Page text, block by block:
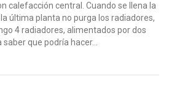
calefacción central. Cuando se llena la
última planta no purga los radiadores,
4 radiadores, alimentados por dos
que podría hacer...